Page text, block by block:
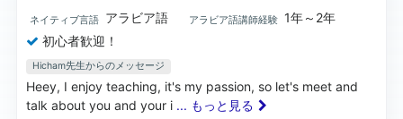
ネイティブ言語 アラビア語 アラビア語講師経験 1年～2年
初心者歓迎！
Hicham先生からのメッセージ
Heey, I enjoy teaching, it's my passion, so let's meet and
talk about you and your i ... もっと見る